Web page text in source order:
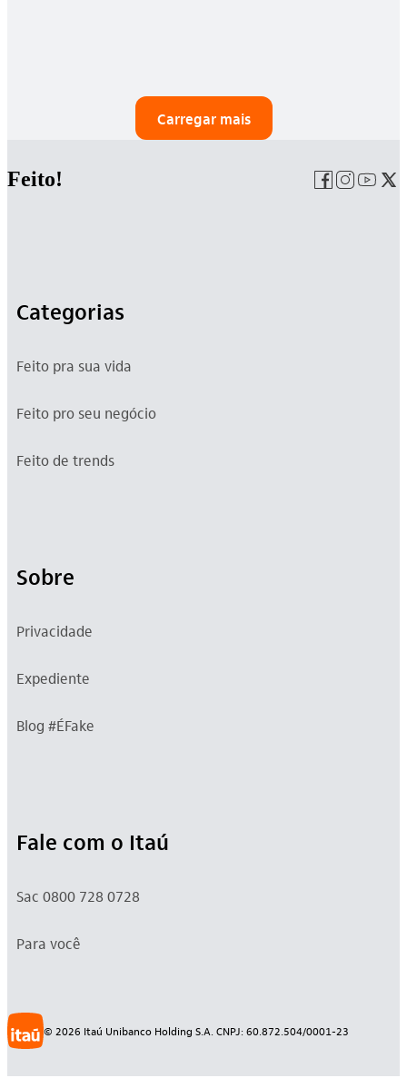
Carregar mais
Feito!
Categorias
Feito pra sua vida
Feito pro seu negócio
Feito de trends
Sobre
Privacidade
Expediente
Blog #ÉFake
Fale com o Itaú
Sac 0800 728 0728
Para você
© 2026 Itaú Unibanco Holding S.A. CNPJ: 60.872.504/0001-23